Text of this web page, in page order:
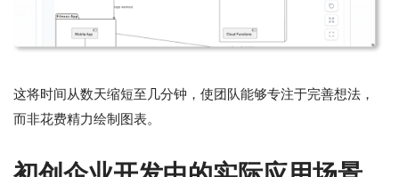
这将时间从数天缩短至几分钟，使团队能够专注于完善想法，
而非花费精力绘制图表。